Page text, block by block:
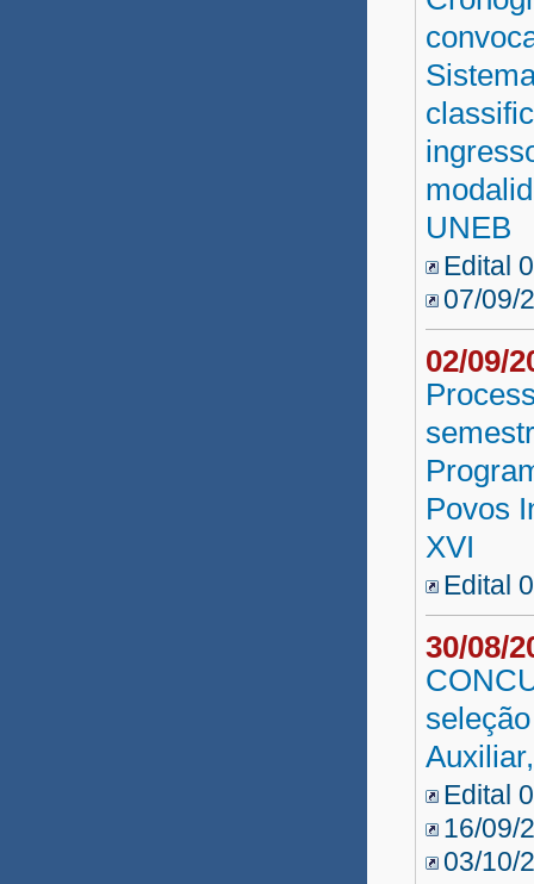
UNEB
Edital
07/09/
02/09/
Povos
XVI
Edital
30/08/
Edital
16/09/
03/10/